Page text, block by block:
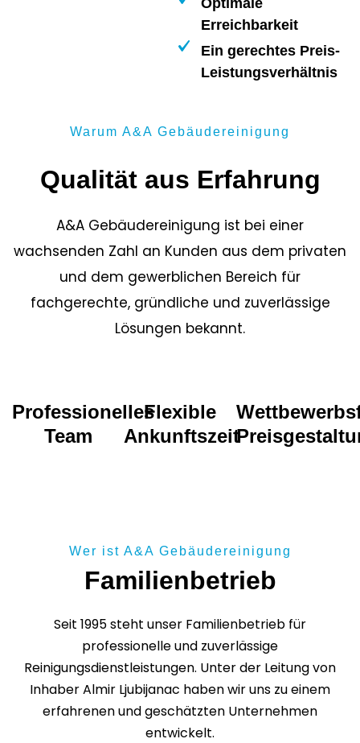
Erreichbarkeit
Ein gerechtes Preis-
Leistungsverhältnis
Warum A&A Gebäudereinigung
Qualität aus Erfahrung
A&A Gebäudereinigung ist bei einer
wachsenden Zahl an Kunden aus dem privaten
und dem gewerblichen Bereich für
fachgerechte, gründliche und zuverlässige
Lösungen bekannt.
Professionelles
Team
Flexible
Ankunftszeit
Wer ist A&A Gebäudereinigung
Familienbetrieb
Seit 1995 steht unser Familienbetrieb für
professionelle und zuverlässige
Reinigungsdienstleistungen. Unter der Leitung von
Inhaber Almir Ljubijanac haben wir uns zu einem
erfahrenen und geschätzten Unternehmen
entwickelt.